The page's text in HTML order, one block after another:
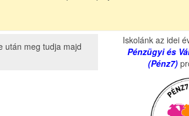
után meg tudja majd
Iskolánk az idei
Pénzügyi és
(Pénz7)